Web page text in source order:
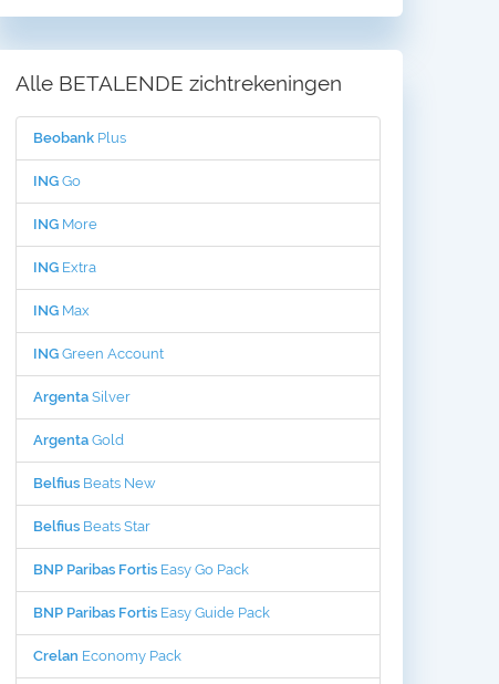
Alle BETALENDE zichtrekeningen
Beobank Plus
ING Go
ING More
ING Extra
ING Max
ING Green Account
Argenta Silver
Argenta Gold
Belfius Beats New
Belfius Beats Star
BNP Paribas Fortis Easy Go Pack
BNP Paribas Fortis Easy Guide Pack
Crelan Economy Pack